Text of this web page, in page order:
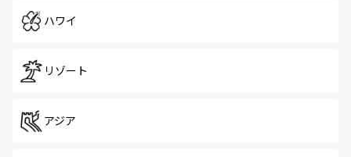
ハワイ
リゾート
アジア